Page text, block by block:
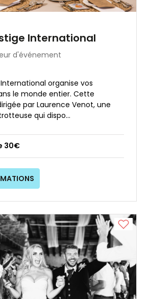
International
d'événement
organise vos
le monde entier. Cette
par Laurence Venot, une
qui dispo...
30€